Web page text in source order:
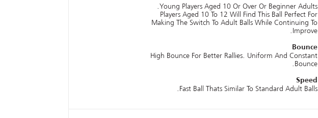
Young Players Aged 10 Or Over Or Beginner Adults.
Players Aged 10 To 12 Will Find This Ball Perfect For
Making The Switch To Adult Balls While Continuing To
Improve.
Bounce
High Bounce For Better Rallies. Uniform And Constant
Bounce.
Speed
Fast Ball Thats Similar To Standard Adult Balls.